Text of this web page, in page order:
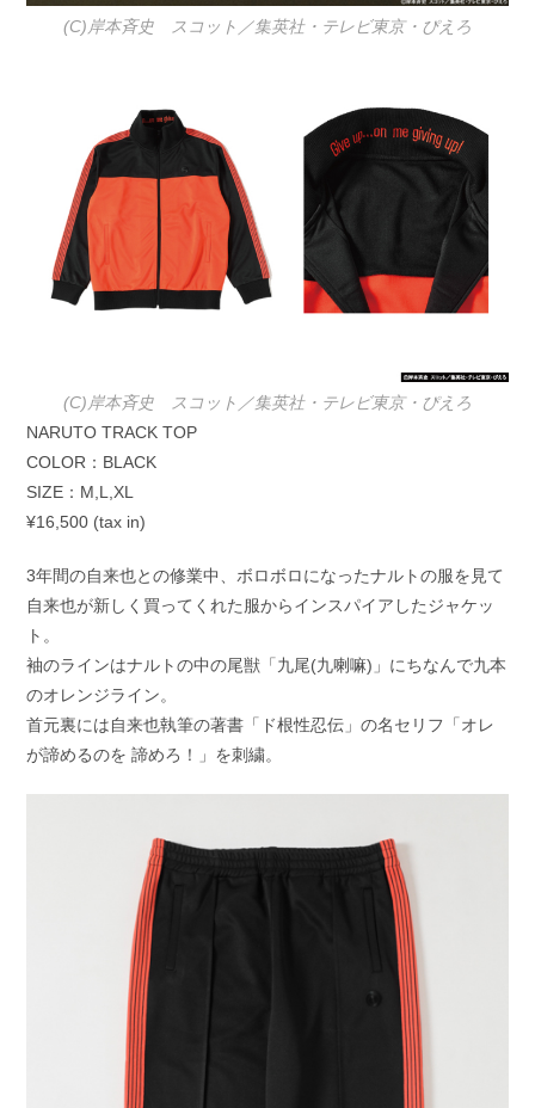
(C)岸本斉史 スコット／集英社・テレビ東京・ぴえろ
(C)岸本斉史 スコット／集英社・テレビ東京・ぴえろ
NARUTO TRACK TOP
COLOR：BLACK
SIZE：M,L,XL
¥16,500 (tax in)
3年間の自来也との修業中、ボロボロになったナルトの服を見て
自来也が新しく買ってくれた服からインスパイアしたジャケッ
ト。
袖のラインはナルトの中の尾獣「九尾(九喇嘛)」にちなんで九本
のオレンジライン。
首元裏には自来也執筆の著書「ド根性忍伝」の名セリフ「オレ
が諦めるのを 諦めろ！」を刺繍。